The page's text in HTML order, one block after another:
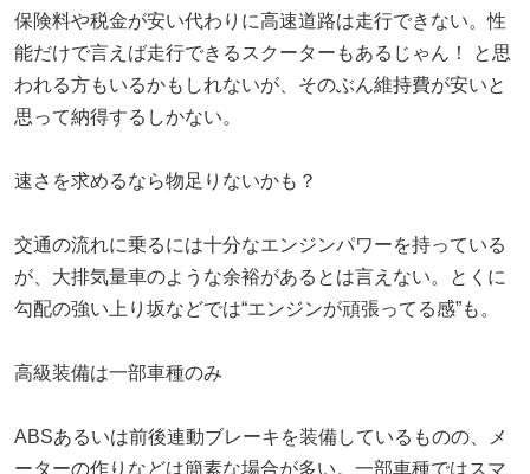
保険料や税金が安い代わりに高速道路は走行できない。性
能だけで言えば走行できるスクーターもあるじゃん！ と思
われる方もいるかもしれないが、そのぶん維持費が安いと
思って納得するしかない。
速さを求めるなら物足りないかも？
交通の流れに乗るには十分なエンジンパワーを持っている
が、大排気量車のような余裕があるとは言えない。とくに
勾配の強い上り坂などでは“エンジンが頑張ってる感”も。
高級装備は一部車種のみ
ABSあるいは前後連動ブレーキを装備しているものの、メ
ーターの作りなどは簡素な場合が多い。一部車種ではスマ